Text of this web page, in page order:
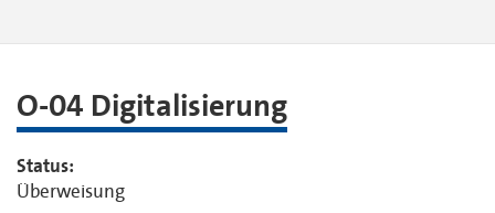
O-04 Digitalisierung
Status:
Überweisung